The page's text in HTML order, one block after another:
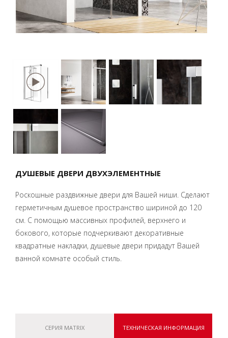
ДУШЕВЫЕ ДВЕРИ ДВУХЭЛЕМЕНТНЫЕ
Роскошные раздвижные двери для Вашей ниши. Сделают
герметичным душевое пространство шириной до 120
см. С помощью массивных профилей, верхнего и
бокового, которые подчеркивают декоративные
квадратные накладки, душевые двери придадут Вашей
ванной комнате особый стиль.
СЕРИЯ MATRIX ТЕХНИЧЕСКАЯ ИНФОРМАЦИЯ